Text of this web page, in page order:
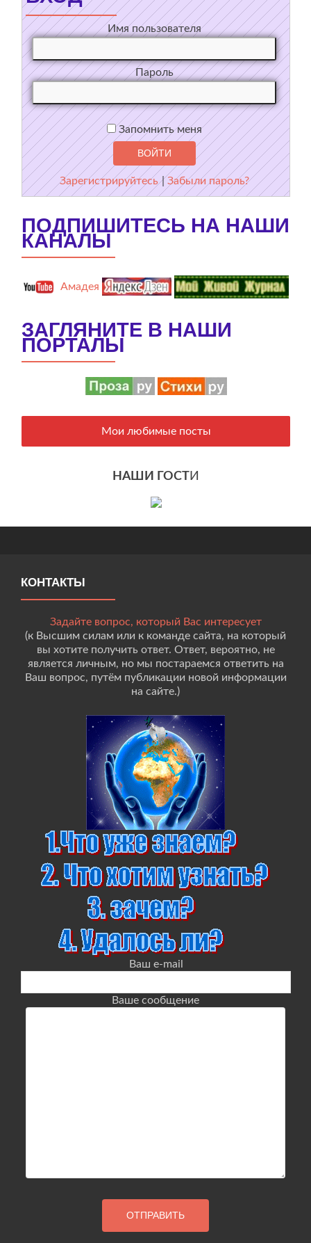
Имя пользователя
Пароль
Запомнить меня
Зарегистрируйтесь |Забыли пароль?
ПОДПИШИТЕСЬ НА НАШИ
КАНАЛЫ
Амадея
ЗАГЛЯНИТЕ В НАШИ
ПОРТАЛЫ
Мои любимые посты
НАШИ ГОСТИ
КОНТАКТЫ
Задайте вопрос, который Вас интересует
(к Высшим силам или к команде сайта, на который
вы хотите получить ответ. Ответ, вероятно, не
является личным, но мы постараемся ответить на
Ваш вопрос, путём публикации новой информации
на сайте.)
Ваш e-mail
Ваше сообщение